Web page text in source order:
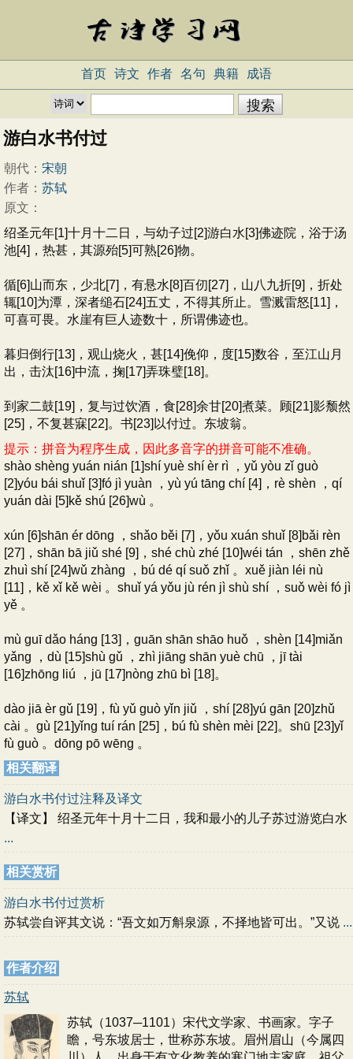
首页 诗文 作者 名句 典籍 成语
游白水书付过
朝代： 宋朝
作者： 苏轼
原文：
绍圣元年[1]十月十二日，与幼子过[2]游白水[3]佛迹院，浴于汤
池[4]，热甚，其源殆[5]可熟[26]物。
循[6]山而东，少北[7]，有悬水[8]百仞[27]，山八九折[9]，折处
辄[10]为潭，深者缒石[24]五丈，不得其所止。雪溅雷怒[11]，
可喜可畏。水崖有巨人迹数十，所谓佛迹也。
暮归倒行[13]，观山烧火，甚[14]俛仰，度[15]数谷，至江山月
出，击汰[16]中流，掬[17]弄珠璧[18]。
到家二鼓[19]，复与过饮酒，食[28]余甘[20]煮菜。顾[21]影颓然
[25]，不复甚寐[22]。书[23]以付过。东坡翁。
提示：拼音为程序生成，因此多音字的拼音可能不准确。
shào shèng yuán nián [1]shí yuè shí èr rì ，yǔ yòu zǐ guò
[2]yóu bái shuǐ [3]fó jì yuàn ，yù yú tāng chí [4]，rè shèn ，qí
yuán dài [5]kě shú [26]wù 。
xún [6]shān ér dōng ，shǎo běi [7]，yǒu xuán shuǐ [8]bǎi rèn
[27]，shān bā jiǔ shé [9]，shé chù zhé [10]wéi tán ，shēn zhě
zhuì shí [24]wǔ zhàng ，bú dé qí suǒ zhǐ 。xuě jiàn léi nù
[11]，kě xǐ kě wèi 。shuǐ yá yǒu jù rén jì shù shí ，suǒ wèi fó jì
yě 。
mù guī dǎo háng [13]，guān shān shāo huǒ ，shèn [14]miǎn
yǎng ，dù [15]shù gǔ ，zhì jiāng shān yuè chū ，jī tài
[16]zhōng liú ，jū [17]nòng zhū bì [18]。
dào jiā èr gǔ [19]，fù yǔ guò yǐn jiǔ ，shí [28]yú gān [20]zhǔ
cài 。gù [21]yǐng tuí rán [25]，bú fù shèn mèi [22]。shū [23]yǐ
fù guò 。dōng pō wēng 。
相关翻译
游白水书付过注释及译文
【译文】 绍圣元年十月十二日，我和最小的儿子苏过游览白水
...
相关赏析
游白水书付过赏析
苏轼尝自评其文说：“吾文如万斛泉源，不择地皆可出。”又说 ...
作者介绍
苏轼
苏轼（1037─1101）宋代文学家、书画家。字子
瞻，号东坡居士，世称苏东坡。眉州眉山（今属四